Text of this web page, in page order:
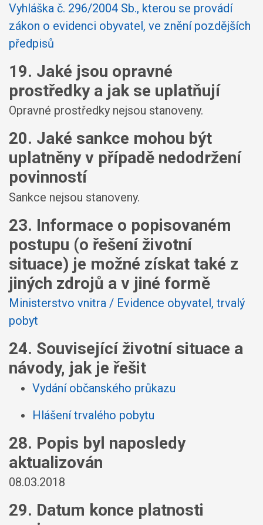
Vyhláška č. 296/2004 Sb., kterou se provádí
zákon o evidenci obyvatel, ve znění pozdějších
předpisů
19. Jaké jsou opravné
prostředky a jak se uplatňují
Opravné prostředky nejsou stanoveny.
20. Jaké sankce mohou být
uplatněny v případě nedodržení
povinností
Sankce nejsou stanoveny.
23. Informace o popisovaném
postupu (o řešení životní
situace) je možné získat také z
jiných zdrojů a v jiné formě
Ministerstvo vnitra / Evidence obyvatel, trvalý
pobyt
24. Související životní situace a
návody, jak je řešit
Vydání občanského průkazu
Hlášení trvalého pobytu
28. Popis byl naposledy
aktualizován
08.03.2018
29. Datum konce platnosti